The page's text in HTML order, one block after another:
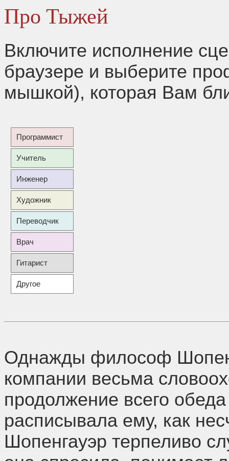
Про Тыжей
Включите исполнение
браузере и выберите
мышкой), которая Вам
Программист
Учитель
Инженер
Художник
Переводчик
Врач
Гитарист
Другое
Однажды философ
компании весьма
продолжение всего
расписывала ему, как
Шопенгауэр терпеливо